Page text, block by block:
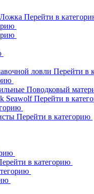
Перейти в
ловли Перейти в
Поводковый
SeawolfПерейти в
Перейти в категорию
в категорию